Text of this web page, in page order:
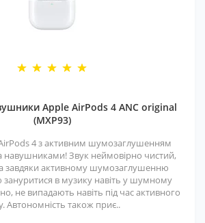
Apple AirPods 4 ANC original
(MXP93)
AirPods 4 з активним шумозаглушенням
навушниками! Звук неймовірно чистий,
завдяки активному шумозаглушенню
в музику навіть у шумному
не випадають навіть під час активного
Автономність також приє..